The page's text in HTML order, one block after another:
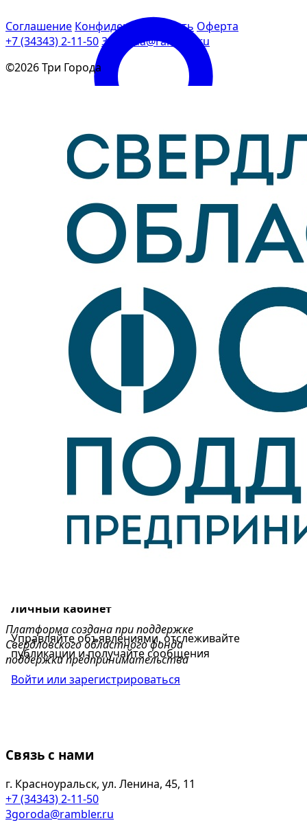
Личный кабинет
Управляйте объявлениями, отслеживайте
публикации и получайте сообщения
Войти или зарегистрироваться
Соглашение Конфиденциальность Оферта
+7 (34343) 2-11-503goroda@rambler.ru
©2026 Три Города
Платформа создана при поддержке
Свердловского областного фонда
поддержки предпринимательства
Связь с нами
г. Красноуральск, ул. Ленина, 45, 11
+7 (34343) 2-11-50
3goroda@rambler.ru